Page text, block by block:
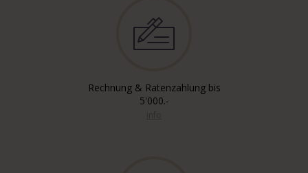
Rechnung & Ratenzahlung bis
5'000.-